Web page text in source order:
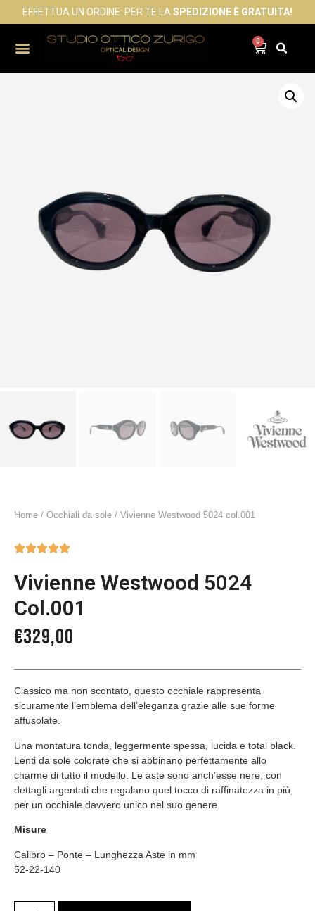
EFFETTUA UN ORDINE: PER TE LA SPEDIZIONE È GRATUITA!
0
Home / Occhiali da sole / Vivienne Westwood 5024 col.001

Vivienne Westwood 5024
Col.001
€329,00
Classico ma non scontato, questo occhiale rappresenta
sicuramente l’emblema dell’eleganza grazie alle sue forme
affusolate.
Una montatura tonda, leggermente spessa, lucida e total black.
Lenti da sole colorate che si abbinano perfettamente allo
charme di tutto il modello. Le aste sono anch’esse nere, con
dettagli argentati che regalano quel tocco di raffinatezza in più,
per un occhiale davvero unico nel suo genere.
Misure
Calibro – Ponte – Lunghezza Aste in mm
52-22-140